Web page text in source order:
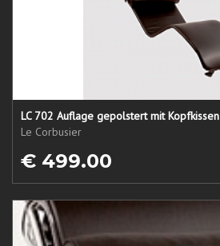
LC 702 Auflage gepolstert mit Kopfkissen
Le Corbusier
€ 499.00